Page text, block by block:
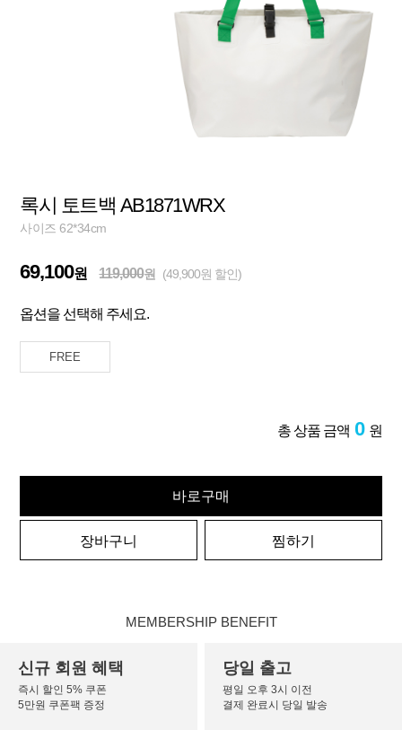
록시 토트백 AB1871WRX
사이즈 62*34cm
69,100원 119,000원 (49,900원 할인)
옵션을 선택해 주세요.
FREE
총 상품 금액 0 원
바로구매
장바구니 찜하기
MEMBERSHIP BENEFIT
신규 회원 혜택
즉시 할인 5% 쿠폰
5만원 쿠폰팩 증정
당일 출고
평일 오후 3시 이전
결제 완료시 당일 발송